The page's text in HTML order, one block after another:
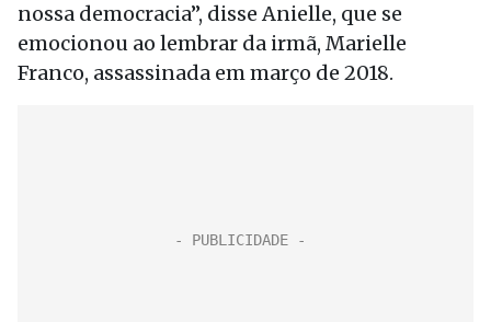
nossa democracia”, disse Anielle, que se
emocionou ao lembrar da irmã, Marielle
Franco, assassinada em março de 2018.